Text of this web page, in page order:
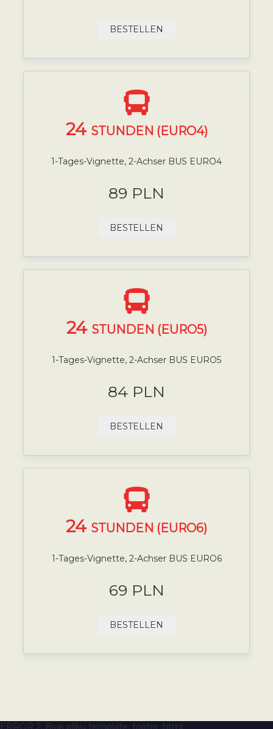
BESTELLEN
24 STUNDEN (EURO4)
1-Tages-Vignette, 2-Achser BUS EURO4
89 PLN
BESTELLEN
24 STUNDEN (EURO5)
1-Tages-Vignette, 2-Achser BUS EURO5
84 PLN
BESTELLEN
24 STUNDEN (EURO6)
1-Tages-Vignette, 2-Achser BUS EURO6
69 PLN
BESTELLEN
ERROR 2: Brak pliku template: footer_html